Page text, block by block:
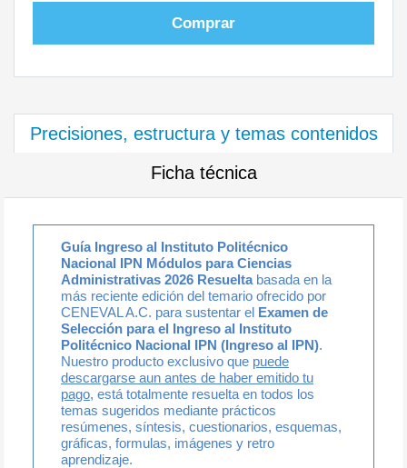
Comprar
Precisiones, estructura y temas contenidos
Ficha técnica
Guía Ingreso al Instituto Politécnico
Nacional IPN Módulos para Ciencias
Administrativas 2026 Resueltabasada en la
más reciente edición del temario ofrecido por
CENEVAL A.C. para sustentar el Examen de
Selección para el Ingreso al Instituto
Politécnico Nacional IPN (Ingreso al IPN).
Nuestro producto exclusivo que puede
descargarse aun antes de haber emitido tu
pago, está totalmente resuelta en todos los
temas sugeridos mediante prácticos
resúmenes, síntesis, cuestionarios, esquemas,
gráficas, formulas, imágenes y retro
aprendizaje.